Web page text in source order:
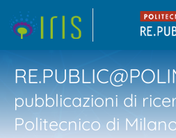
pubblicazioni di
Politecnico di